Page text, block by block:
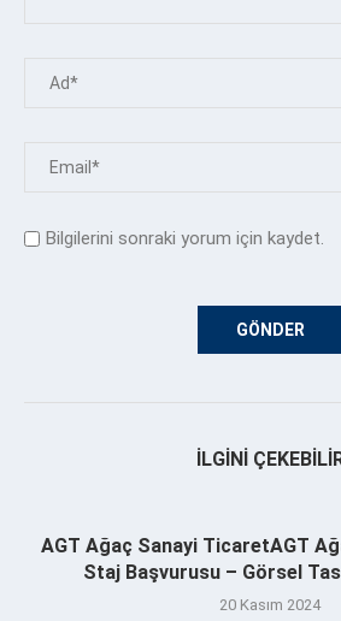
Bilgilerini sonraki yorum için kaydet.
İLGINI
AGT Ağaç Sanayi TicaretAGT
Staj Başvurusu – Görsel
20 Kasım 2024